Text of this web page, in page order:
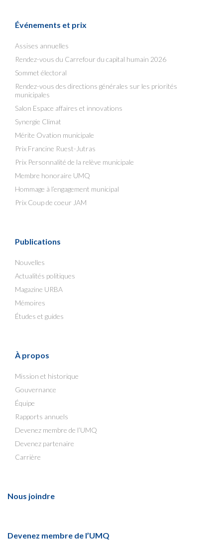
Événements et prix
Assises annuelles
Rendez-vous du Carrefour du capital humain 2026
Sommet électoral
Rendez-vous des directions générales sur les priorités
municipales
Salon Espace affaires et innovations
Synergie Climat
Mérite Ovation municipale
Prix Francine Ruest-Jutras
Prix Personnalité de la relève municipale
Membre honoraire UMQ
Hommage à l’engagement municipal
Prix Coup de coeur JAM
Publications
Nouvelles
Actualités politiques
Magazine URBA
Mémoires
Études et guides
À propos
Mission et historique
Gouvernance
Équipe
Rapports annuels
Devenez membre de l’UMQ
Devenez partenaire
Carrière
Nous joindre
Devenez membre de l’UMQ